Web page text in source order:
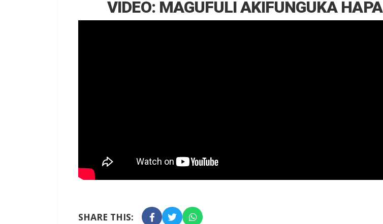
VIDEO: MAGUFULI AKIFUNGUKA HAPA
SHARE THIS: